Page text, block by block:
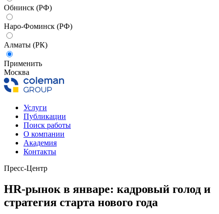
Обнинск (РФ)
Наро-Фоминск (РФ)
Алматы (РК)
Применить
Москва
Услуги
Публикации
Поиск работы
О компании
Академия
Контакты
Пресс-Центр
HR-рынок в январе: кадровый голод и
стратегия старта нового года